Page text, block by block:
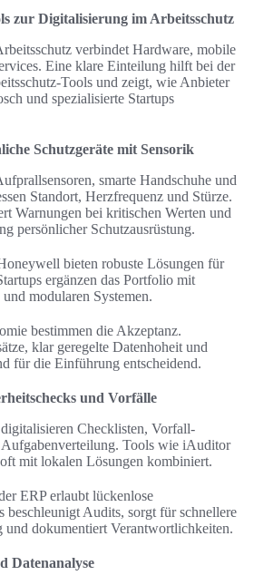
zur Digitalisierung im Arbeitsschutz
verbindet Hardware, mobile
Eine klare Einteilung hilft bei der
Tools und zeigt, wie Anbieter
und spezialisierte Startups
Schutzgeräte mit Sensorik
smarte Handschuhe und
Standort, Herzfrequenz und Stürze.
Warnungen bei kritischen Werten und
persönlicher Schutzausrüstung.
bieten robuste Lösungen für
ergänzen das Portfolio mit
modularen Systemen.
bestimmen die Akzeptanz.
klar geregelte Datenhoheit und
für die Einführung entscheidend.
und Vorfälle
Checklisten, Vorfall-
Tools wie iAuditor
mit lokalen Lösungen kombiniert.
ERP erlaubt lückenlose
beschleunigt Audits, sorgt für schnellere
dokumentiert Verantwortlichkeiten.
Datenanalyse